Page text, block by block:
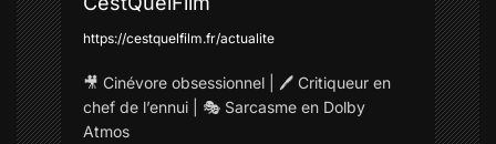
a
r
https://cestquelfilm.fr/actualite
🎥 Cinévore obsessionnel | 🖊️ Critiqueur en
chef de l’ennui | 🎭 Sarcasme en Dolby
Atmos